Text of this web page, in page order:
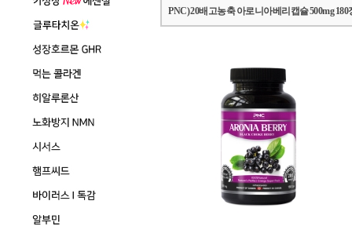
PNC) 20배고농축 아로니아베리캡슐 500mg 180